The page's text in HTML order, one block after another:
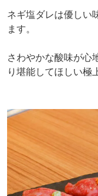
ネギ塩ダレは優しい
ます。
さわやかな酸味が心
り堪能してほしい極